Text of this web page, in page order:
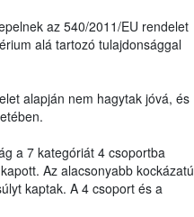
az 540/2011/EU rendelet
alá tartozó tulajdonsággal
alapján nem hagytak jóvá, és
a 7 kategóriát 4 csoportba
Az alacsonyabb kockázatú
kaptak. A 4 csoport és a